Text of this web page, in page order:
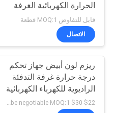
رف غرفة
113
الحرارة الكهربائية الغرفة
قابل للتفاوض MOQ:1 قطعة
الاتصال
ريزم لون أبيض جهاز تحكم
درجة حرارة غرفة التدفئة
الراديوية للكهرباء الكهربائية
CE ROHS
$22-$30 per piece / can be negotiable MOQ:1 قطعة عينة / يمكن أن تكون قابلة للتفاوض